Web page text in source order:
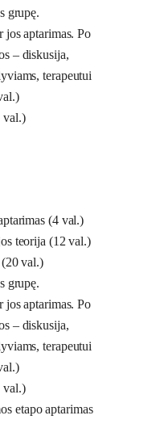
grupę.
jos aptarimas. Po
– diskusija,
terapeutui
val.)
(4 val.)
teorija (12 val.)
val.)
grupę.
jos aptarimas. Po
– diskusija,
terapeutui
val.)
etapo aptarimas